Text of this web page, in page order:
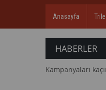
Anasayfa
HABERLER
Kampanyaları